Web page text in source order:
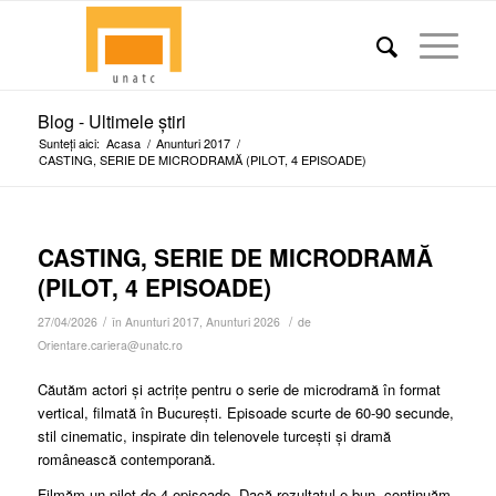
Blog - Ultimele știri
Sunteți aici: Acasa / Anunturi 2017 /
CASTING, SERIE DE MICRODRAMĂ (PILOT, 4 EPISOADE)
CASTING, SERIE DE MICRODRAMĂ
(PILOT, 4 EPISOADE)
27/04/2026 / în Anunturi 2017, Anunturi 2026 / de
Orientare.cariera@unatc.ro
Căutăm actori și actrițe pentru o serie de microdramă în format
vertical, filmată în București. Episoade scurte de 60-90 secunde,
stil cinematic, inspirate din telenovele turcești și dramă
românească contemporană.